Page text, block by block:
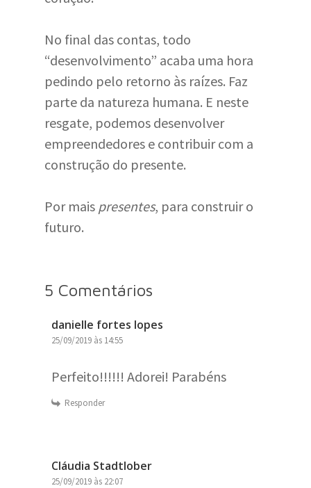
No final das contas, todo
“desenvolvimento” acaba uma hora
pedindo pelo retorno às raízes. Faz
parte da natureza humana. E neste
resgate, podemos desenvolver
empreendedores e contribuir com a
construção do presente.
Por mais presentes, para construir o
futuro.
5 Comentários
danielle fortes lopes
25/09/2019 às 14:55
Perfeito!!!!!! Adorei! Parabéns
Responder
Cláudia Stadtlober
25/09/2019 às 22:07